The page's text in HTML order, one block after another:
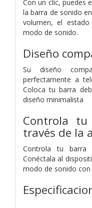
Con un clic, puedes
la barra de sonido
volumen, el
modo de sonido.
Diseño
Su diseño
perfectamente a
Coloca tu barra
diseño minimalista
Controla
través de la
Controla tu barra
Conéctala al
modo de sonido con